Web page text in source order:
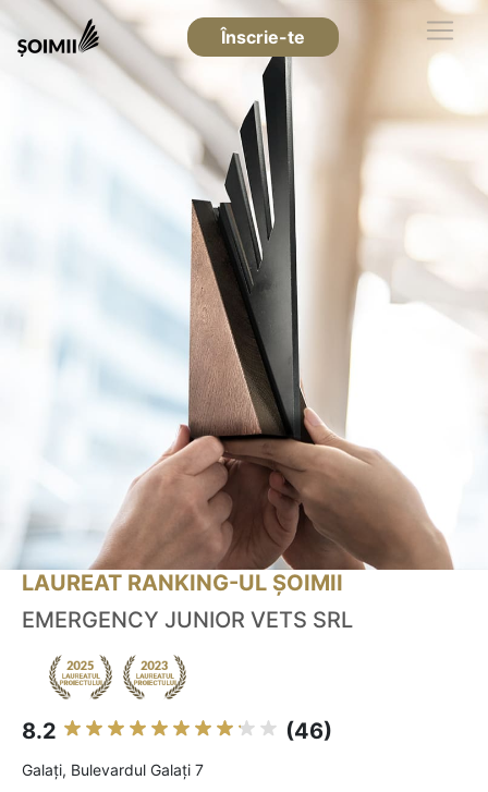
Înscrie-te
LAUREAT RANKING-UL ȘOIMII
EMERGENCY JUNIOR VETS SRL
8.2 (46)
Galaţi, Bulevardul Galați 7